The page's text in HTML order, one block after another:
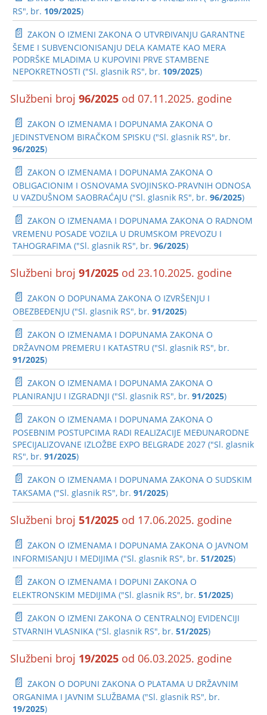
RS", br. 109/2025)
📄 ZAKON O IZMENI ZAKONA O UTVRĐIVANJU GARANTNE
ŠEME I SUBVENCIONISANJU DELA KAMATE KAO MERA
PODRŠKE MLADIMA U KUPOVINI PRVE STAMBENE
NEPOKRETNOSTI ("Sl. glasnik RS", br. 109/2025)
Službeni broj96/2025 od 07.11.2025. godine
📄 ZAKON O IZMENAMA I DOPUNAMA ZAKONA O
JEDINSTVENOM BIRAČKOM SPISKU ("Sl. glasnik RS", br.
96/2025)
📄 ZAKON O IZMENAMA I DOPUNAMA ZAKONA O
OBLIGACIONIM I OSNOVAMA SVOJINSKO-PRAVNIH ODNOSA
U VAZDUŠNOM SAOBRAĆAJU ("Sl. glasnik RS", br.96/2025)
📄 ZAKON O IZMENAMA I DOPUNAMA ZAKONA O RADNOM
VREMENU POSADE VOZILA U DRUMSKOM PREVOZU I
TAHOGRAFIMA ("Sl. glasnik RS", br.96/2025)
Službeni broj91/2025 od 23.10.2025. godine
📄 ZAKON O DOPUNAMA ZAKONA O IZVRŠENJU I
OBEZBEĐENJU ("Sl. glasnik RS", br.91/2025)
📄 ZAKON O IZMENAMA I DOPUNAMA ZAKONA O
DRŽAVNOM PREMERU I KATASTRU ("Sl. glasnik RS", br.
91/2025)
📄 ZAKON O IZMENAMA I DOPUNAMA ZAKONA O
PLANIRANJU I IZGRADNJI ("Sl. glasnik RS", br.91/2025)
📄 ZAKON O IZMENAMA I DOPUNAMA ZAKONA O
POSEBNIM POSTUPCIMA RADI REALIZACIJE MEĐUNARODNE
SPECIJALIZOVANE IZLOŽBE EXPO BELGRADE 2027 ("Sl. glasnik
RS", br.91/2025)
📄 ZAKON O IZMENAMA I DOPUNAMA ZAKONA O SUDSKIM
TAKSAMA ("Sl. glasnik RS", br.91/2025)
Službeni broj51/2025 od 17.06.2025. godine
📄 ZAKON O IZMENAMA I DOPUNAMA ZAKONA O JAVNOM
INFORMISANJU I MEDIJIMA ("Sl. glasnik RS", br.51/2025)
📄 ZAKON O IZMENAMA I DOPUNI ZAKONA O
ELEKTRONSKIM MEDIJIMA ("Sl. glasnik RS", br.51/2025)
📄 ZAKON O IZMENI ZAKONA O CENTRALNOJ EVIDENCIJI
STVARNIH VLASNIKA ("Sl. glasnik RS", br.51/2025)
Službeni broj 19/2025 od 06.03.2025. godine
📄 ZAKON O DOPUNI ZAKONA O PLATAMA U DRŽAVNIM
ORGANIMA I JAVNIM SLUŽBAMA ("Sl. glasnik RS", br.
19/2025)